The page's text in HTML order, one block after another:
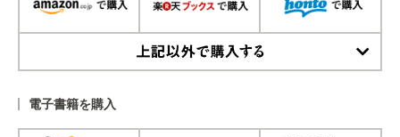
電子書籍を購入